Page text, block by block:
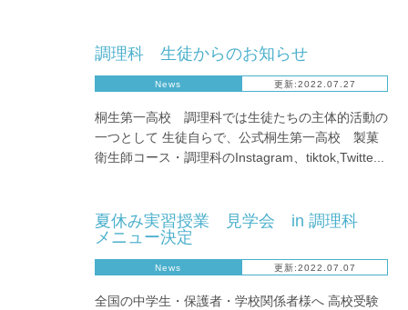
調理科 生徒からのお知らせ
News 更新:2022.07.27
桐生第一高校 調理科では生徒たちの主体的活動の
一つとして 生徒自らで、公式桐生第一高校 製菓
衛生師コース・調理科のInstagram、tiktok,Twitte...
夏休み実習授業 見学会 in 調理科
メニュー決定
News 更新:2022.07.07
全国の中学生・保護者・学校関係者様へ 高校受験